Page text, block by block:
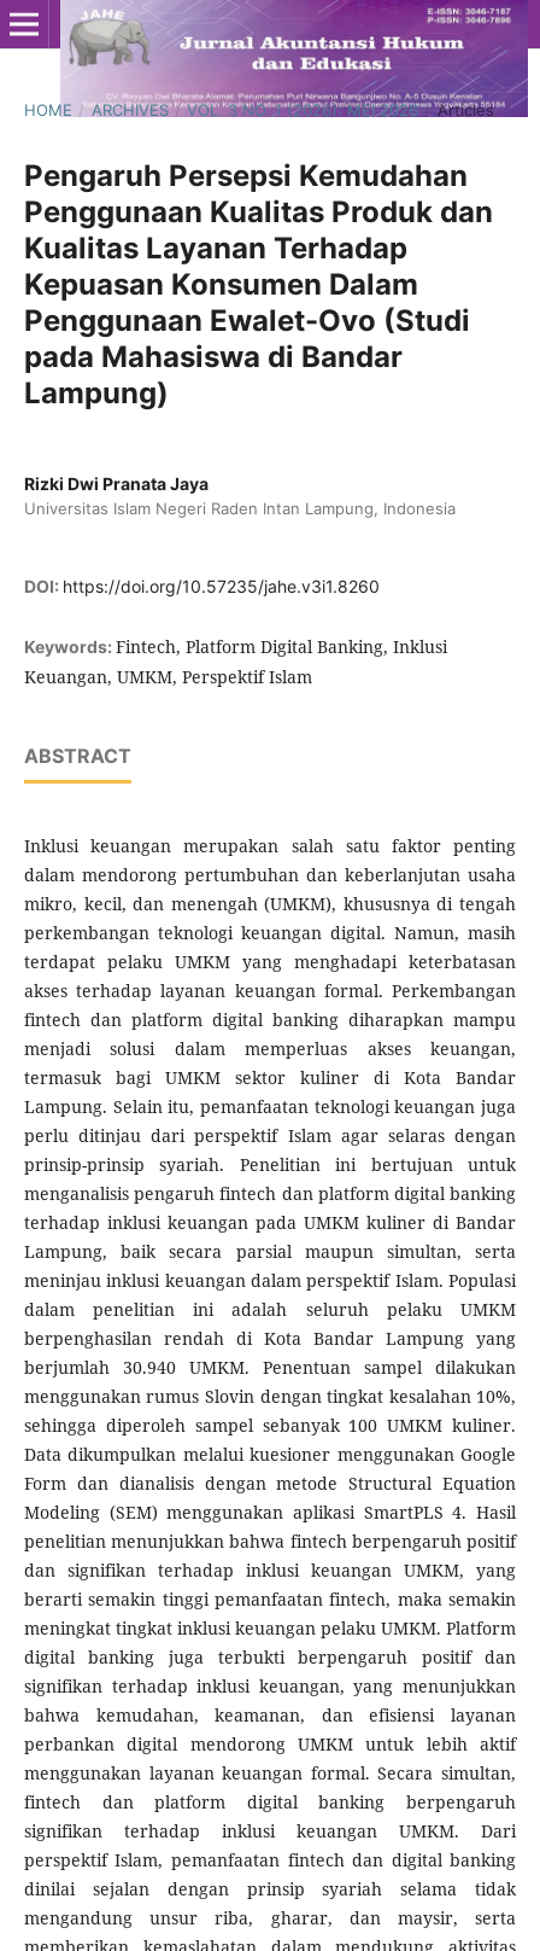
HOME / ARCHIVES / VOL. 3 NO. 1 (2026): MEI 2026 / Articles
Pengaruh Persepsi Kemudahan
Penggunaan Kualitas Produk dan
Kualitas Layanan Terhadap
Kepuasan Konsumen Dalam
Penggunaan Ewalet-Ovo (Studi
pada Mahasiswa di Bandar
Lampung)
Rizki Dwi Pranata Jaya
Universitas Islam Negeri Raden Intan Lampung, Indonesia
DOI: https://doi.org/10.57235/jahe.v3i1.8260
Keywords: Fintech, Platform Digital Banking, Inklusi
Keuangan, UMKM, Perspektif Islam
ABSTRACT
Inklusi keuangan merupakan salah satu faktor penting
dalam mendorong pertumbuhan dan keberlanjutan usaha
mikro, kecil, dan menengah (UMKM), khususnya di tengah
perkembangan teknologi keuangan digital. Namun, masih
terdapat pelaku UMKM yang menghadapi keterbatasan
akses terhadap layanan keuangan formal. Perkembangan
fintech dan platform digital banking diharapkan mampu
menjadi solusi dalam memperluas akses keuangan,
termasuk bagi UMKM sektor kuliner di Kota Bandar
Lampung. Selain itu, pemanfaatan teknologi keuangan juga
perlu ditinjau dari perspektif Islam agar selaras dengan
prinsip-prinsip syariah. Penelitian ini bertujuan untuk
menganalisis pengaruh fintech dan platform digital banking
terhadap inklusi keuangan pada UMKM kuliner di Bandar
Lampung, baik secara parsial maupun simultan, serta
meninjau inklusi keuangan dalam perspektif Islam. Populasi
dalam penelitian ini adalah seluruh pelaku UMKM
berpenghasilan rendah di Kota Bandar Lampung yang
berjumlah 30.940 UMKM. Penentuan sampel dilakukan
menggunakan rumus Slovin dengan tingkat kesalahan 10%,
sehingga diperoleh sampel sebanyak 100 UMKM kuliner.
Data dikumpulkan melalui kuesioner menggunakan Google
Form dan dianalisis dengan metode Structural Equation
Modeling (SEM) menggunakan aplikasi SmartPLS 4. Hasil
penelitian menunjukkan bahwa fintech berpengaruh positif
dan signifikan terhadap inklusi keuangan UMKM, yang
berarti semakin tinggi pemanfaatan fintech, maka semakin
meningkat tingkat inklusi keuangan pelaku UMKM. Platform
digital banking juga terbukti berpengaruh positif dan
signifikan terhadap inklusi keuangan, yang menunjukkan
bahwa kemudahan, keamanan, dan efisiensi layanan
perbankan digital mendorong UMKM untuk lebih aktif
menggunakan layanan keuangan formal. Secara simultan,
fintech dan platform digital banking berpengaruh
signifikan terhadap inklusi keuangan UMKM. Dari
perspektif Islam, pemanfaatan fintech dan digital banking
dinilai sejalan dengan prinsip syariah selama tidak
mengandung unsur riba, gharar, dan maysir, serta